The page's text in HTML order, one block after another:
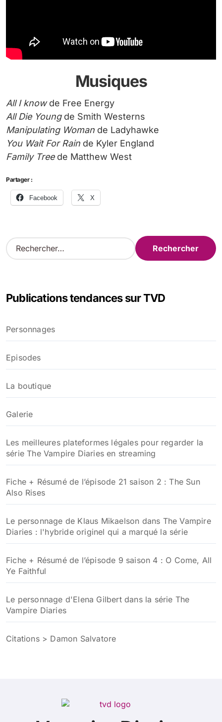
Musiques
All I knowde Free Energy
All Die Youngde Smith Westerns
Manipulating Woman de Ladyhawke
You Wait For Rain de Kyler England
Family Treede Matthew West
Partager :
Facebook X
R
e
r
e
r
:
Publications tendances sur TVD
Personnages
Episodes
La boutique
Galerie
Les meilleures plateformes légales pour regarder la
série The Vampire Diaries en streaming
Fiche + Résumé de l’épisode 21 saison 2 : The Sun
Also Rises
Le personnage de Klaus Mikaelson dans The Vampire
Diaries : l'hybride originel qui a marqué la série
Fiche + Résumé de l’épisode 9 saison 4 : O Come, All
Ye Faithful
Le personnage d'Elena Gilbert dans la série The
Vampire Diaries
Citations > Damon Salvatore